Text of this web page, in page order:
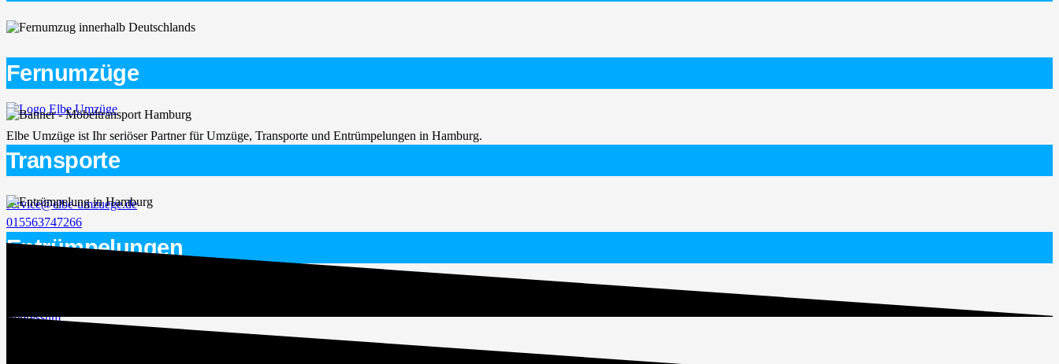
Fernumzüge
Transporte
Entrümpelungen
Elbe Umzüge ist Ihr seriöser Partner für Umzüge, Transporte und Entrümpelungen in Hamburg.
Kontaktinformation
service@elbe-umzuege.de
015563747266
Impressum